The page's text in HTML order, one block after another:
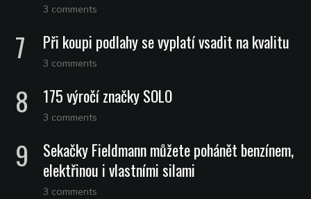
3 comments
Při koupi podlahy se vyplatí vsadit na kvalitu
3 comments
175 výročí značky SOLO
3 comments
Sekačky Fieldmann můžete pohánět benzínem,
elektřinou i vlastními silami
3 comments